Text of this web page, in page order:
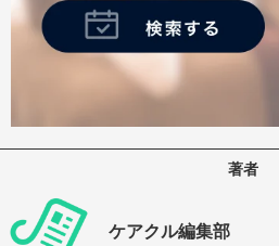
著者
ケアクル編集部